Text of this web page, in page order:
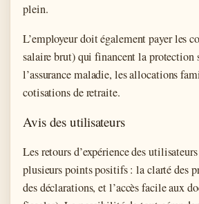
plein.
L’employeur doit également payer les
salaire brut) qui financent la protection
l’assurance maladie, les allocations
cotisations de retraite.
Avis des utilisateurs
Les retours d’expérience des
plusieurs points positifs : la clarté des
des déclarations, et l’accès facile aux